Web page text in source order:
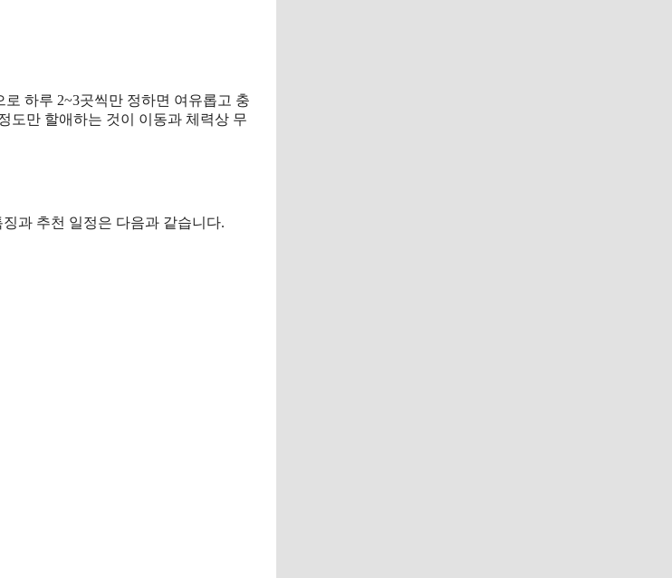
하루 2~3곳씩만 정하면 여유롭고 충
도만 할애하는 것이 이동과 체력상 무
과 추천 일정은 다음과 같습니다.